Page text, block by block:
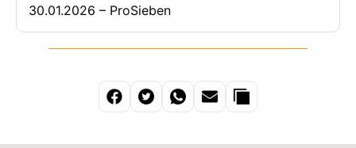
30.01.2026 – ProSieben